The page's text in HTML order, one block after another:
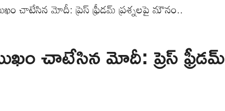
చాటేసిన మోదీ: ప్రెస్ ఫ్రీడమ్ ప్రశ్నలపై మౌనం..
చాటేసిన మోదీ: ప్రెస్ ఫ్రీడమ్